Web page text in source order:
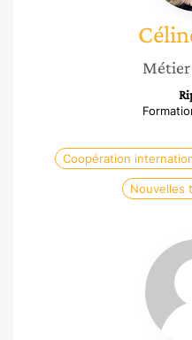
Métier
Coopération
Nouvelles